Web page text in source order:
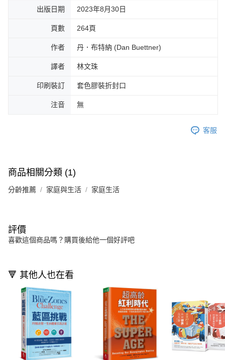
出版日期 2023年8月30日
頁數 264頁
作者 丹．布特納 (Dan Buettner)
譯者 林文珠
印刷裝訂 套色膠裝折封口
注音 無
客服
商品相關分類 (1)
分齡推薦 家庭與生活 家庭生活
評價
喜歡這個商品嗎？購買後給他一個好評吧
🔻 其他人也在看